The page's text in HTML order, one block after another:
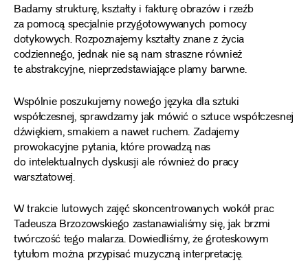
Badamy strukturę, kształty i fakturę obrazów i rzeźb
za pomocą specjalnie przygotowywanych pomocy
dotykowych. Rozpoznajemy kształty znane z życia
codziennego, jednak nie są nam straszne również
te abstrakcyjne, nieprzedstawiające plamy barwne.
Wspólnie poszukujemy nowego języka dla sztuki
współczesnej, sprawdzamy jak mówić o sztuce współczesnej
dźwiękiem, smakiem a nawet ruchem. Zadajemy
prowokacyjne pytania, które prowadzą nas
do intelektualnych dyskusji ale również do pracy
warsztatowej.
W trakcie lutowych zajęć skoncentrowanych wokół prac
Tadeusza Brzozowskiego zastanawialiśmy się, jak brzmi
twórczość tego malarza. Dowiedliśmy, że groteskowym
tytułom można przypisać muzyczną interpretację.